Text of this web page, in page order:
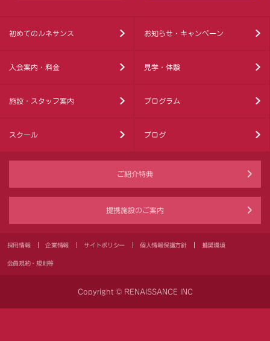
初めてのルネサンス お知らせ・キャンペーン
入会案内・料金 見学・体験
施設・スタッフ案内 プログラム
スクール ブログ
ご紹介特典
提携施設のご案内
採用情報 企業情報 サイトポリシー 個人情報保護方針 推奨環境
会員規約・規則等
Copyright © RENAISSANCE INC